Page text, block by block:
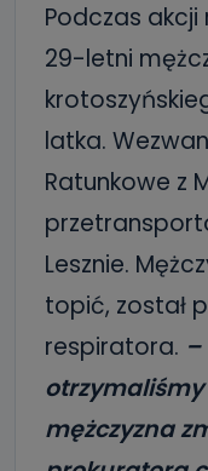
Podczas akcji
29-letni
latka.
Ratunkowe z
Lesznie.
topić, został
respiratora.
mężczyzna